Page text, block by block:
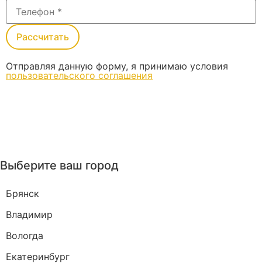
Рассчитать
Отправляя данную форму, я принимаю условия
пользовательского соглашения
Выберите ваш город
Брянск
Владимир
Вологда
Екатеринбург